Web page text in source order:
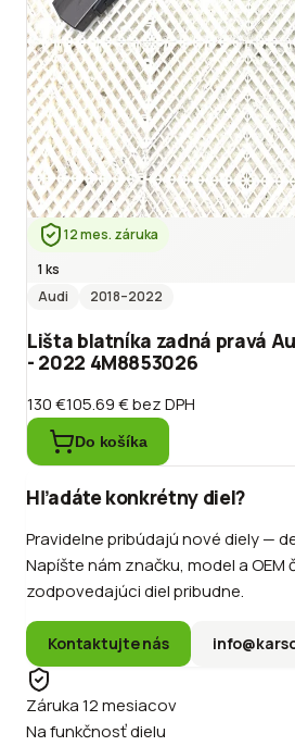
12 mes. záruka
1 ks
Audi
2018–2022
Lišta blatníka zadná pravá
- 2022 4M8853026
130 €105.69 €bez DPH
Do košíka
Hľadáte konkrétny diel?
Pravidelne pribúdajú nové diely —
Napíšte nám značku, model a
zodpovedajúci diel pribudne.
Kontaktujte nás
Záruka 12 mesiacov
Na funkčnosť dielu